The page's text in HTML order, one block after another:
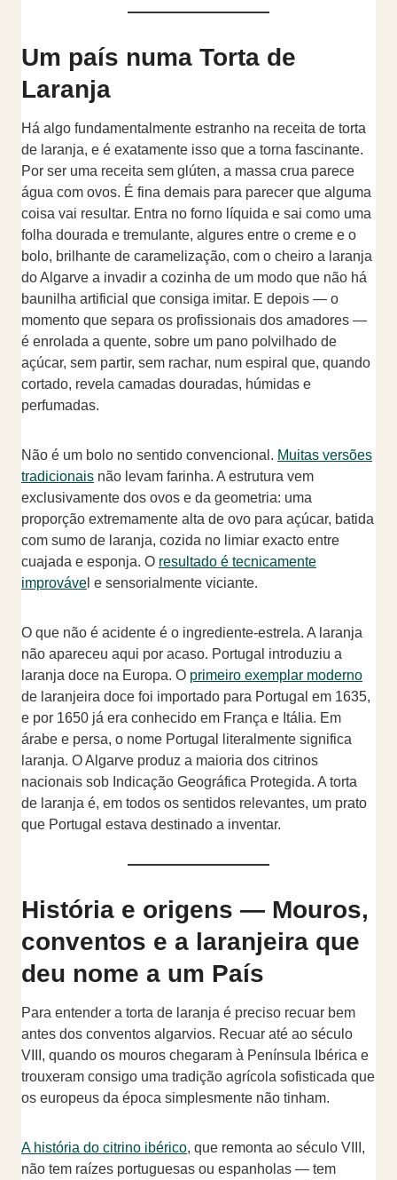
Um país numa Torta de
Laranja
Há algo fundamentalmente estranho na receita de torta
de laranja, e é exatamente isso que a torna fascinante.
Por ser uma receita sem glúten, a massa crua parece
água com ovos. É fina demais para parecer que alguma
coisa vai resultar. Entra no forno líquida e sai como uma
folha dourada e tremulante, algures entre o creme e o
bolo, brilhante de caramelização, com o cheiro a laranja
do Algarve a invadir a cozinha de um modo que não há
baunilha artificial que consiga imitar. E depois — o
momento que separa os profissionais dos amadores —
é enrolada a quente, sobre um pano polvilhado de
açúcar, sem partir, sem rachar, num espiral que, quando
cortado, revela camadas douradas, húmidas e
perfumadas.
Não é um bolo no sentido convencional. Muitas versões
tradicionais não levam farinha. A estrutura vem
exclusivamente dos ovos e da geometria: uma
proporção extremamente alta de ovo para açúcar, batida
com sumo de laranja, cozida no limiar exacto entre
cuajada e esponja. O resultado é tecnicamente
improváve l e sensorialmente viciante.
O que não é acidente é o ingrediente-estrela. A laranja
não apareceu aqui por acaso. Portugal introduziu a
laranja doce na Europa. O primeiro exemplar moderno
de laranjeira doce foi importado para Portugal em 1635,
e por 1650 já era conhecido em França e Itália. Em
árabe e persa, o nome Portugal literalmente significa
laranja. O Algarve produz a maioria dos citrinos
nacionais sob Indicação Geográfica Protegida. A torta
de laranja é, em todos os sentidos relevantes, um prato
que Portugal estava destinado a inventar.
História e origens — Mouros,
conventos e a laranjeira que
deu nome a um País
Para entender a torta de laranja é preciso recuar bem
antes dos conventos algarvios. Recuar até ao século
VIII, quando os mouros chegaram à Península Ibérica e
trouxeram consigo uma tradição agrícola sofisticada que
os europeus da época simplesmente não tinham.
A história do citrino ibérico, que remonta ao século VIII,
não tem raízes portuguesas ou espanholas — tem